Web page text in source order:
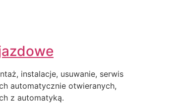
instalacje, usuwanie, serwis
automatycznie otwieranych,
z automatyką.